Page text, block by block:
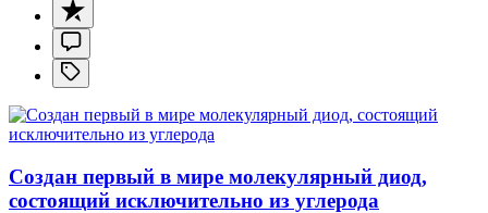
Создан первый в мире молекулярный диод,
состоящий исключительно из углерода